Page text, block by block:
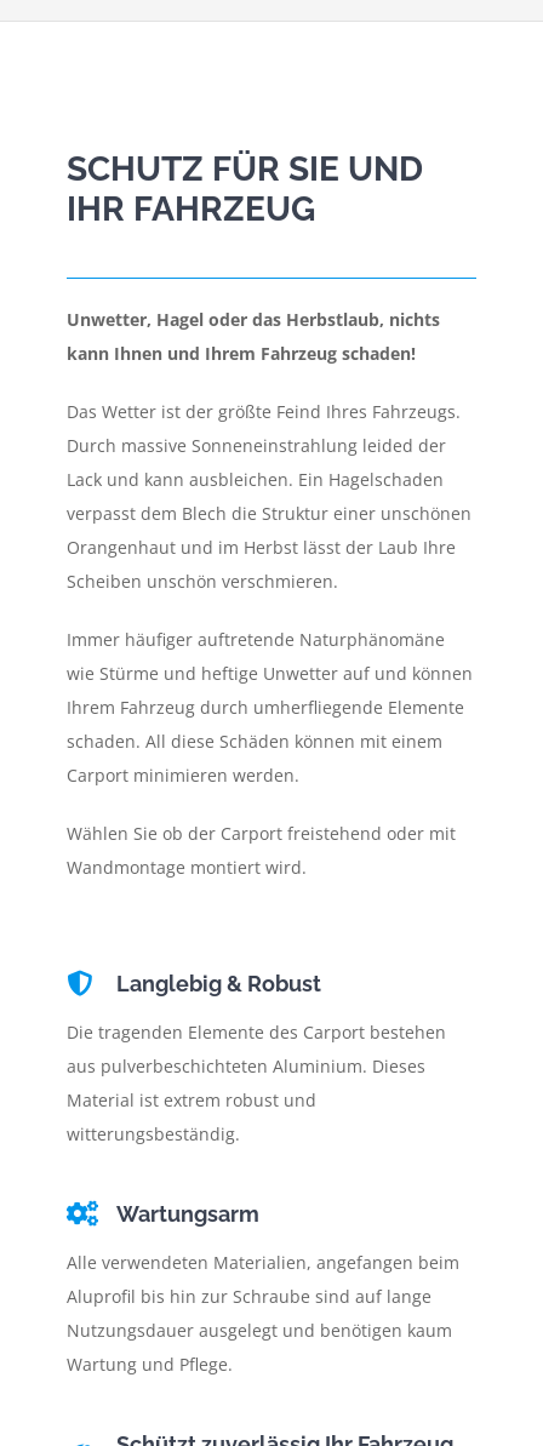
SCHUTZ FÜR SIE UND
IHR FAHRZEUG
Unwetter, Hagel oder das Herbstlaub, nichts
kann Ihnen und Ihrem Fahrzeug schaden!
Das Wetter ist der größte Feind Ihres Fahrzeugs.
Durch massive Sonneneinstrahlung leided der
Lack und kann ausbleichen. Ein Hagelschaden
verpasst dem Blech die Struktur einer unschönen
Orangenhaut und im Herbst lässt der Laub Ihre
Scheiben unschön verschmieren.
Immer häufiger auftretende Naturphänomäne
wie Stürme und heftige Unwetter auf und können
Ihrem Fahrzeug durch umherfliegende Elemente
schaden. All diese Schäden können mit einem
Carport minimieren werden.
Wählen Sie ob der Carport freistehend oder mit
Wandmontage montiert wird.
Langlebig & Robust
Die tragenden Elemente des Carport bestehen
aus pulverbeschichteten Aluminium. Dieses
Material ist extrem robust und
witterungsbeständig.
Wartungsarm
Alle verwendeten Materialien, angefangen beim
Aluprofil bis hin zur Schraube sind auf lange
Nutzungsdauer ausgelegt und benötigen kaum
Wartung und Pflege.